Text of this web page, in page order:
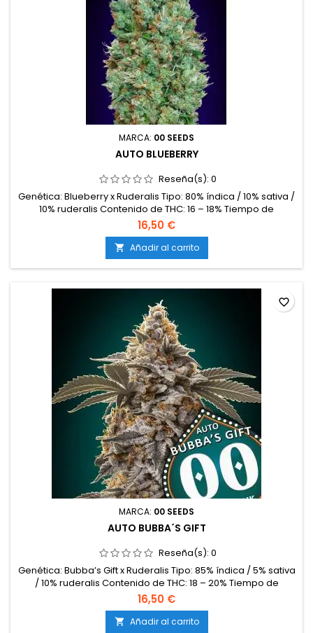
MARCA: 00 SEEDS
AUTO BLUEBERRY
Reseña(s): 0
Genética: Blueberry x Ruderalis Tipo: 80% índica / 10% sativa /
10% ruderalis Contenido de THC: 16 – 18% Tiempo de
floración: 65 – 70 días desde la germinación Producción en
interior: 350 – 450 g/m² Producción en exterior: 70 – 120
g/planta Altura: 70 – 100 cm en interior; hasta 130 cm en
exterior Aromas y sabores: Frutas del bosque, arándanos
dulces,...
16,50 €
 Añadir al carrito
MARCA: 00 SEEDS
AUTO BUBBA´S GIFT
Reseña(s): 0
Genética: Bubba’s Gift x Ruderalis Tipo: 85% índica / 5% sativa
/ 10% ruderalis Contenido de THC: 18 – 20% Tiempo de
floración: 65 – 70 días desde la germinación Producción en
interior: 350 – 450 g/m² Producción en exterior: 70 – 130
g/planta Altura: 70 – 100 cm en interior; hasta 130 cm en
16,50 €
 Añadir al carrito
favorite_border